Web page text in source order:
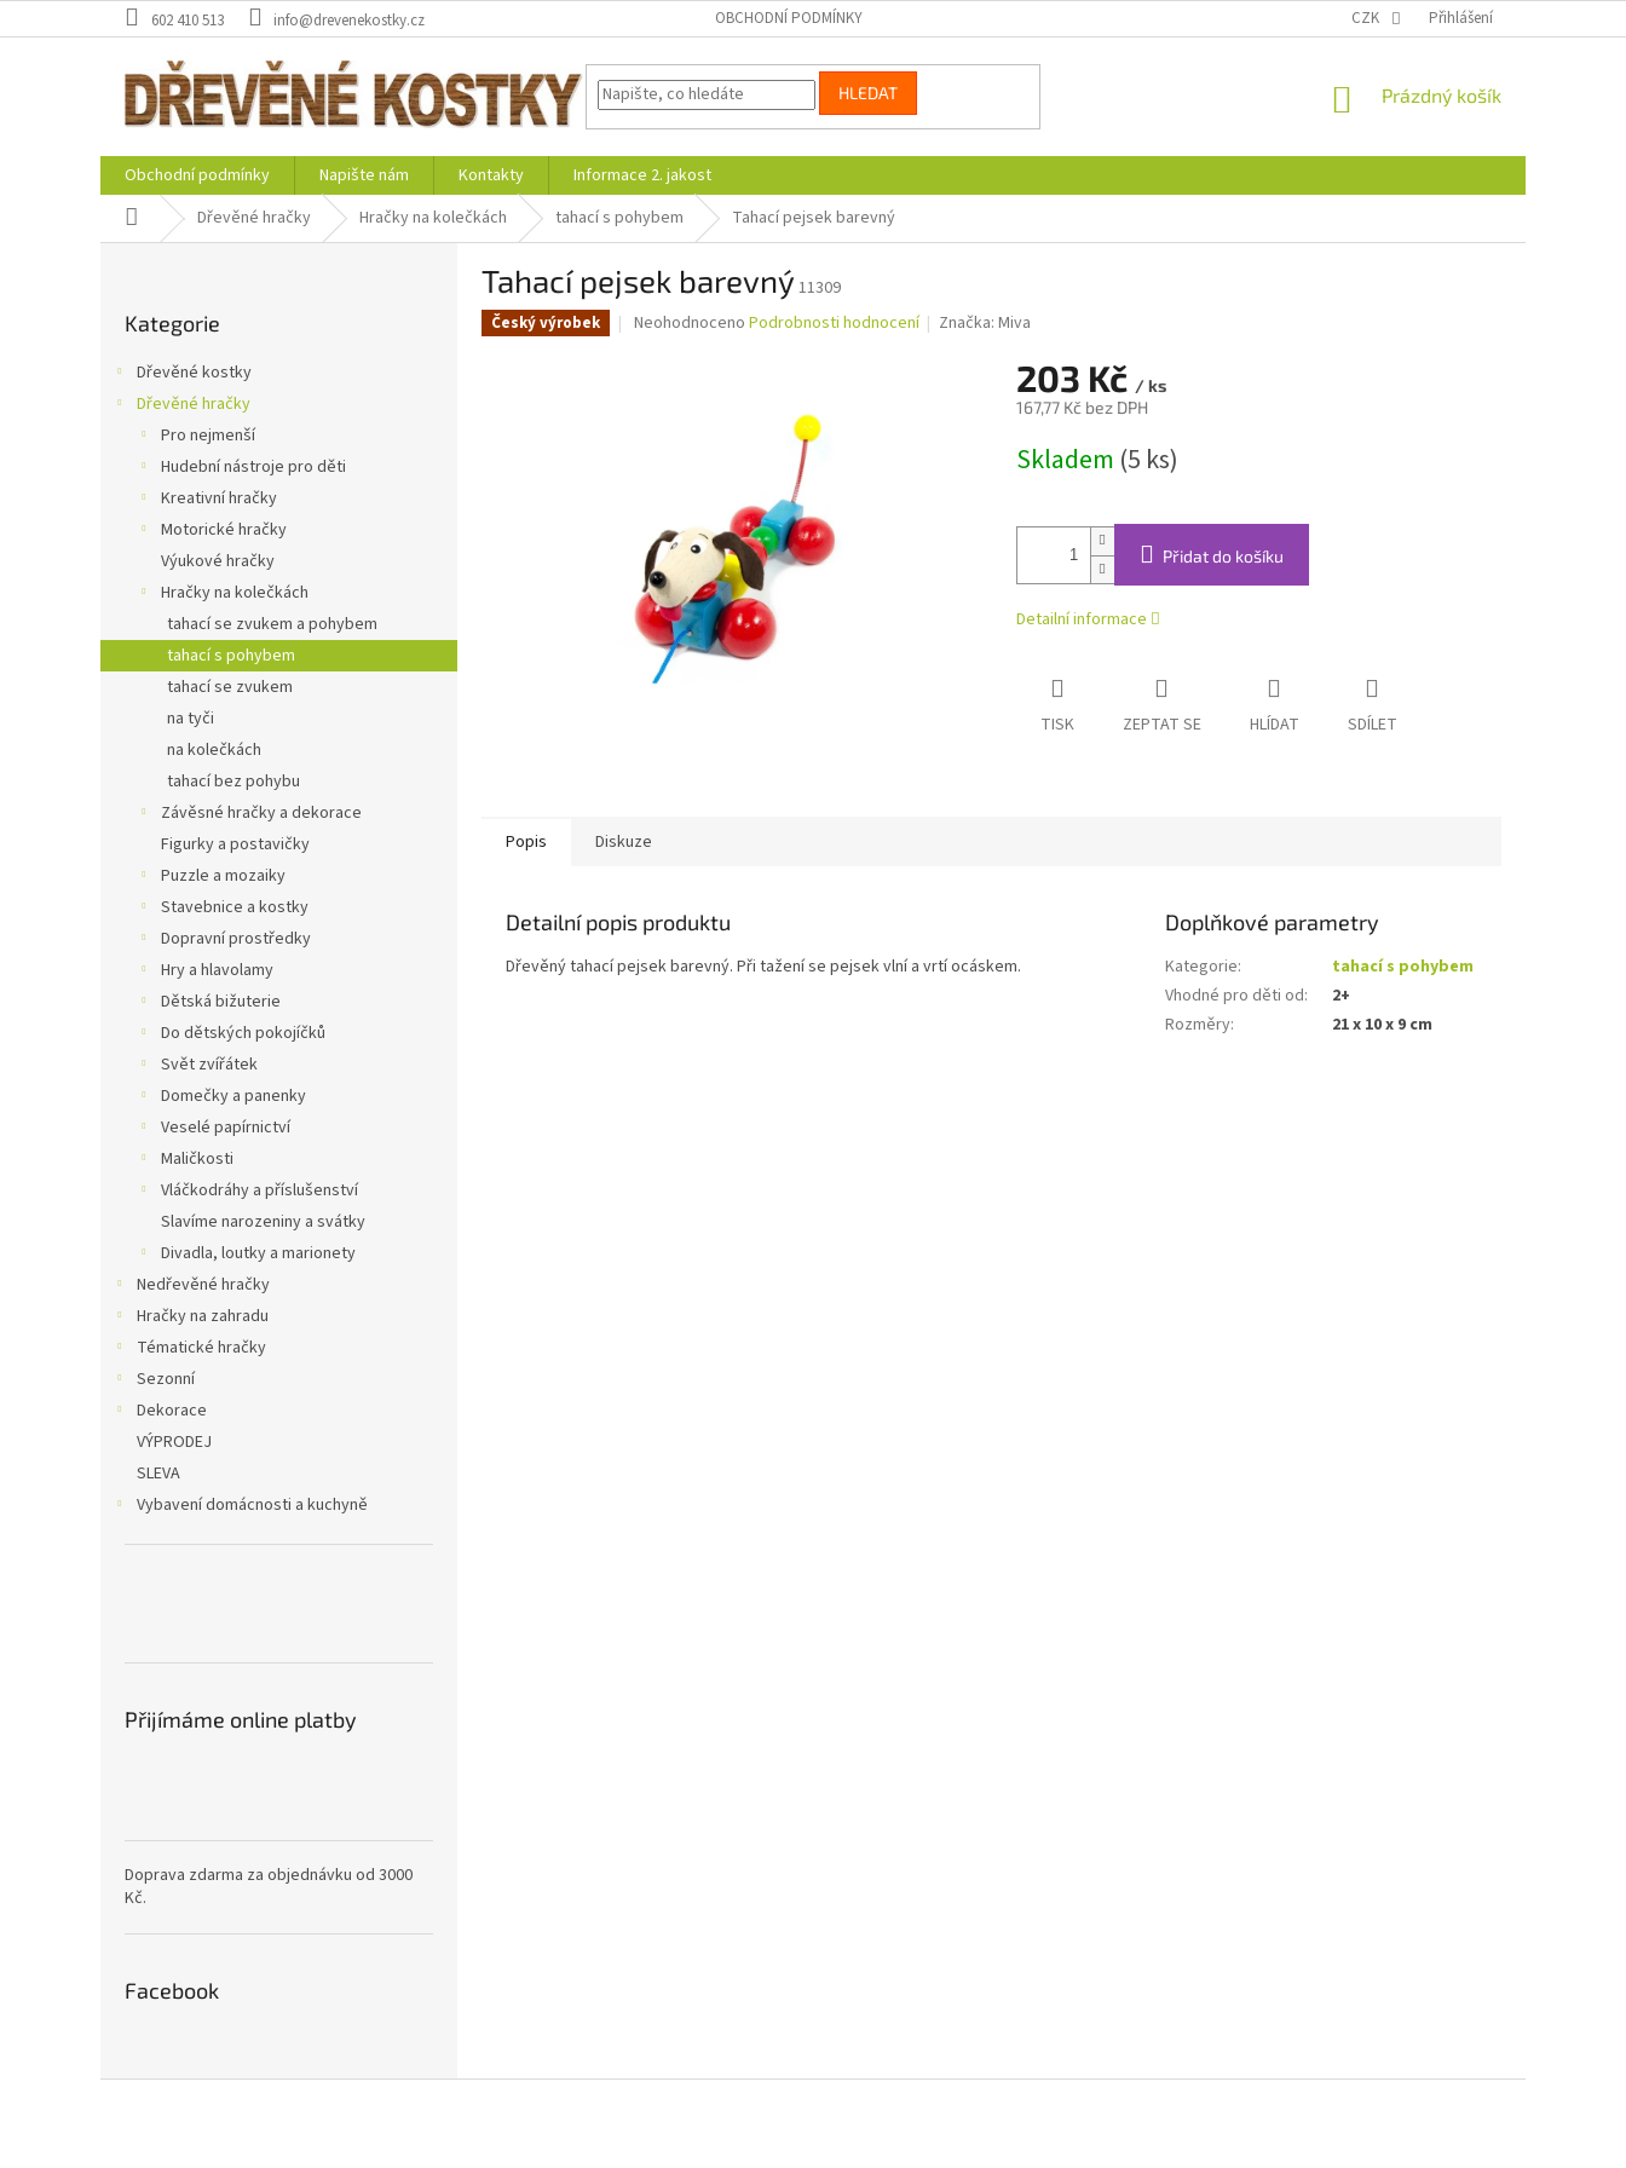
na
602 410 513 info@drevenekostky.cz OBCHODNÍ PODMÍNKY CZK Přihlášení
HLEDAT
NÁKUPNÍ
Prázdný košík
Obchodní podmínky Napište nám Kontakty
Informace 2. jakost
Domů Dřevěné hračky Hračky na kolečkách tahací s pohybem Tahací pejsek barevný
kategorie
Kategorie
Dřevěné kostky
Dřevěné hračky
Pro nejmenší
Hudební nástroje pro děti
Kreativní hračky
Motorické hračky
Výukové hračky
Hračky na kolečkách
tahací se zvukem a pohybem
tahací s pohybem
tahací se zvukem
na tyči
na kolečkách
tahací bez pohybu
Závěsné hračky a dekorace
Figurky a postavičky
Puzzle a mozaiky
Stavebnice a kostky
Dopravní prostředky
Hry a hlavolamy
Dětská bižuterie
Do dětských pokojíčků
Svět zvířátek
Domečky a panenky
Veselé papírnictví
Maličkosti
Vláčkodráhy a příslušenství
Slavíme narozeniny a svátky
Divadla, loutky a marionety
Nedřevěné hračky
Hračky na zahradu
Tématické hračky
Sezonní
Dekorace
VÝPRODEJ
SLEVA
Vybavení domácnosti a kuchyně
Přijímáme online platby
Doprava zdarma za objednávku od 3000
Kč.
Facebook
Tahací pejsek barevný 11309
Český výrobek
Průměrné
Neohodnoceno Podrobnosti hodnocení Značka:Miva
203 Kč / ks
167,77 Kč bez DPH
cena:
Skladem (5 ks)
Přidat do košíku
Detailní informace
TISK ZEPTAT SE HLÍDAT SDÍLET
Popis Diskuze
Detailní popis produktu
Dřevěný tahací pejsek barevný. Při tažení se pejsek vlní a vrtí ocáskem.
Doplňkové parametry
Kategorie:
tahací s pohybem
Vhodné pro děti od:
2+
Rozměry: 21 x 10 x 9 cm